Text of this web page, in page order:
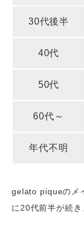
30代後半
40代
50代
60代～
年代不明
gelato piqueのメ
に20代前半が続き